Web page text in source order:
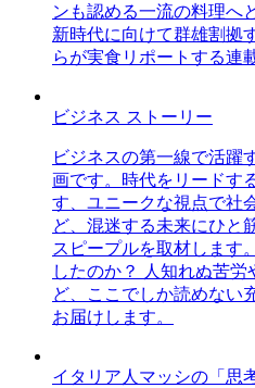
ンも認める一流の料理へ
新時代に向けて群雄割拠
らが実食リポートする連
ビジネス ストーリー
ビジネスの第一線で活躍
画です。時代をリードす
す、ユニークな視点で社
ど、混迷する未来にひと
スピープルを取材します
したのか？ 人知れぬ苦
ど、ここでしか読めない
お届けします。
イタリア人マッシの「思